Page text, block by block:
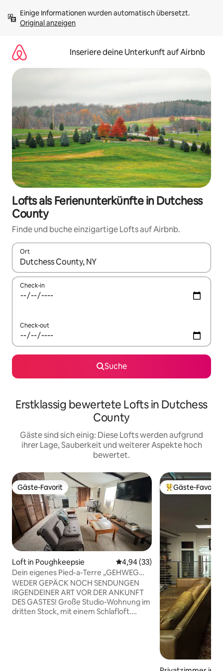
Inhalten
springenOriginal anzeigen
Inseriere deine Unterkunft auf Airbnb
Lofts als Ferienunterkünfte in Dutchess
County
Finde und buche einzigartige Lofts auf Airbnb.
Ort
Wenn Ergebnisse verfügbar sind, navigiere mit den
Check-in
Check-out
Suche
Erstklassig bewertete Lofts in Dutchess
County
Gäste sind sich einig: Diese Lofts werden aufgrund
ihrer Lage, Sauberkeit und weiterer Aspekte hoch
bewertet.
Gäste-Favorit
Gäste-Favorit
Loft in Poughkeepsie Durchschnittliche Bewertung:
4,94 (33)
Dein eigenes Pied-a-Terre „GEHWEG
ÜBER DEN HUDSON“ #4
WEDER GEPÄCK NOCH SENDUNGEN
IRGENDEINER ART VOR DER ANKUNFT
DES GASTES! Große Studio-Wohnung im
dritten Stock, mit einem Schlafloft.
Beliebter Gäste-
Gäste-Favorit